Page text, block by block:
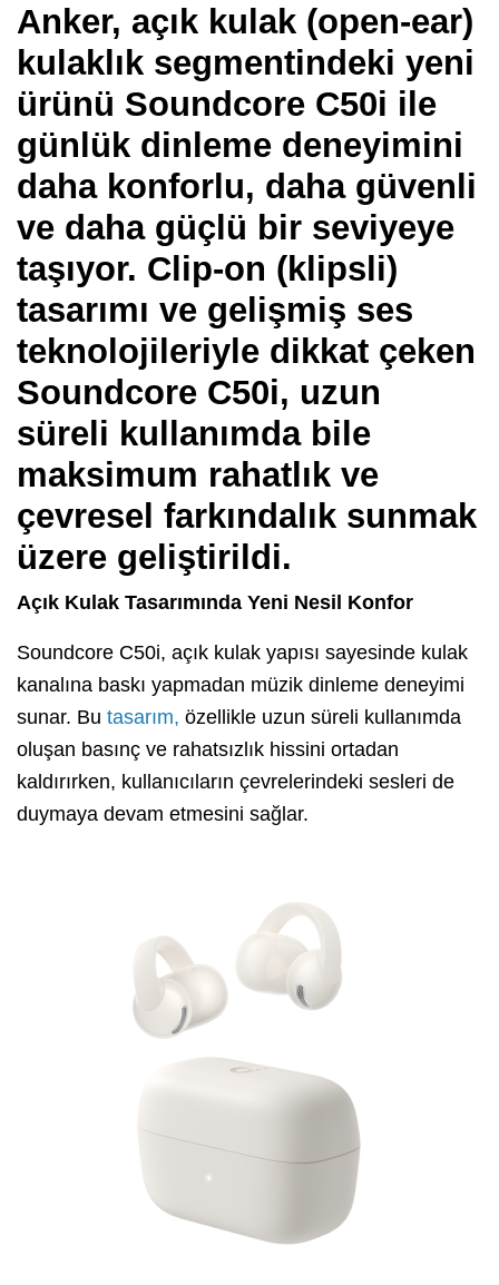
Anker, açık kulak (open-ear)
kulaklık segmentindeki yeni
ürünü Soundcore C50i ile
günlük dinleme deneyimini
daha konforlu, daha güvenli
ve daha güçlü bir seviyeye
taşıyor. Clip-on (klipsli)
tasarımı ve gelişmiş ses
teknolojileriyle dikkat çeken
Soundcore C50i, uzun
süreli kullanımda bile
maksimum rahatlık ve
çevresel farkındalık sunmak
üzere geliştirildi.
Açık Kulak Tasarımında Yeni Nesil Konfor
Soundcore C50i, açık kulak yapısı sayesinde kulak
kanalına baskı yapmadan müzik dinleme deneyimi
sunar. Bu tasarım, özellikle uzun süreli kullanımda
oluşan basınç ve rahatsızlık hissini ortadan
kaldırırken, kullanıcıların çevrelerindeki sesleri de
duymaya devam etmesini sağlar.